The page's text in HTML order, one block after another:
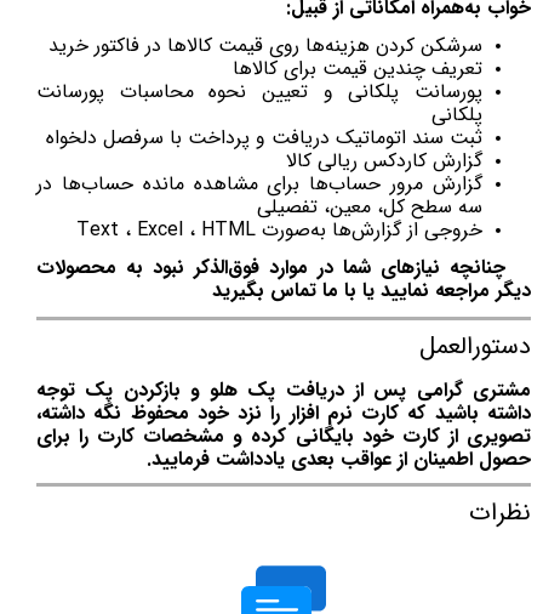
خواب به‌همراه امکاناتی از قبیل:
سرشکن کردن هزینه‌ها روی قیمت کالاها در فاکتور خرید
تعریف چندین قیمت برای کالاها
پورسانت پلکانی و تعیین نحوه محاسبات پورسانت
پلکانی
ثبت سند اتوماتیک دریافت و پرداخت با سرفصل دلخواه
گزارش کاردکس ریالی کالا
گزارش مرور حساب‌ها برای مشاهده مانده حساب‌ها در
سه سطح کل، معین، تفصیلی
خروجی از گزارش‌ها به‌صورت Text ، Excel ، HTML
چنانچه نیازهای شما در موارد فوق‌الذکر نبود به محصولات
دیگر مراجعه نمایید یا با ما تماس بگیرید
دستورالعمل
مشتری گرامی پس از دریافت پک هلو و بازکردن پک توجه
داشته باشید که کارت نرم افزار را نزد خود محفوظ نگه داشته،
تصویری از کارت خود بایگانی کرده و مشخصات کارت را برای
حصول اطمینان از عواقب بعدی یادداشت فرمایید.
نظرات